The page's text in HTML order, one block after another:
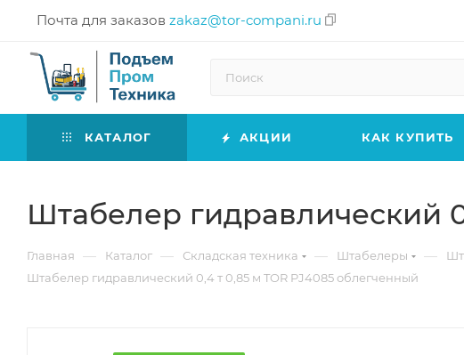
Почта для заказов zakaz@tor-compani.ru
КАТАЛОГ АКЦИИ КАК КУПИТЬ
Штабелер гидравлический
Главная — Каталог — Складская техника — Штабелеры —
Штабелер гидравлический 0,4 т 0,85 м TOR PJ4085 облегченный